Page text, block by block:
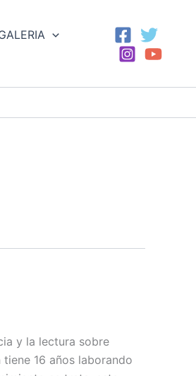
y la lectura sobre
16 años laborando